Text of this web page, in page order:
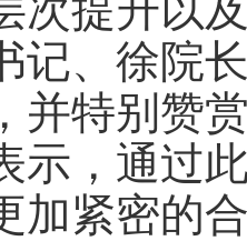
次提升以
记、徐院
并特别赞
示，通过
加紧密的